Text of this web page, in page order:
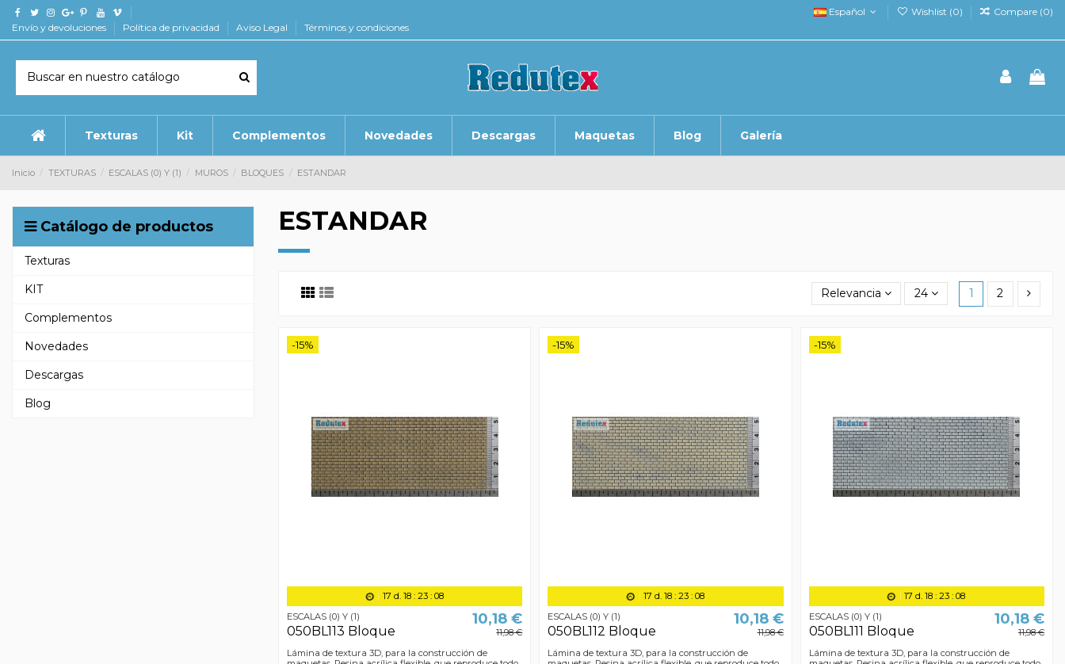
Envío y devoluciones Política de privacidad Aviso Legal Términos y condiciones
Español Wishlist (0) Compare (0)
Texturas Kit Complementos Novedades Descargas Maquetas Blog Galería
Inicio TEXTURAS ESCALAS (0) Y (1) MUROS BLOQUES ESTANDAR
ESTANDAR
Relevancia 24 1 2
-15%
17 d. 18: 23: 07
ESCALAS (0) Y (1)
050BL113 Bloque
10,18 €
11,98 €
Lámina de textura 3D, para la construcción de
-15%
17 d. 18: 23: 07
ESCALAS (0) Y (1)
050BL112 Bloque
10,18 €
11,98 €
Lámina de textura 3D, para la construcción de
-15%
17 d. 18: 23: 07
ESCALAS (0) Y (1)
050BL111 Bloque
10,18 €
11,98 €
Lámina de textura 3D, para la construcción de
Catálogo de productos
Texturas
KIT
Complementos
Novedades
Descargas
Blog